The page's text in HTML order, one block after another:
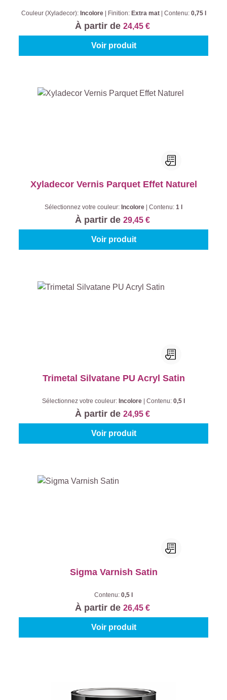
Couleur (Xyladecor): Incolore Finition: Extra mat Contenu: 0,75 l
À partir de 24,45 €
Voir produit
Xyladecor Vernis Parquet Effet Naturel
Sélectionnez votre couleur: Incolore Contenu: 1 l
À partir de 29,45 €
Voir produit
Trimetal Silvatane PU Acryl Satin
Sélectionnez votre couleur: Incolore Contenu: 0,5 l
À partir de 24,95 €
Voir produit
Sigma Varnish Satin
Contenu: 0,5 l
À partir de 26,45 €
Voir produit